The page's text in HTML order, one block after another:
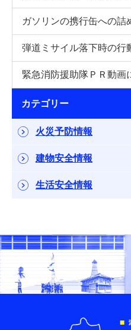
ガソリンの携行缶への詰
弾道ミサイル落下時の行
緊急消防援助隊ＰＲ動画
カテゴリー
火災予防情報
建物安全情報
生活安全情報